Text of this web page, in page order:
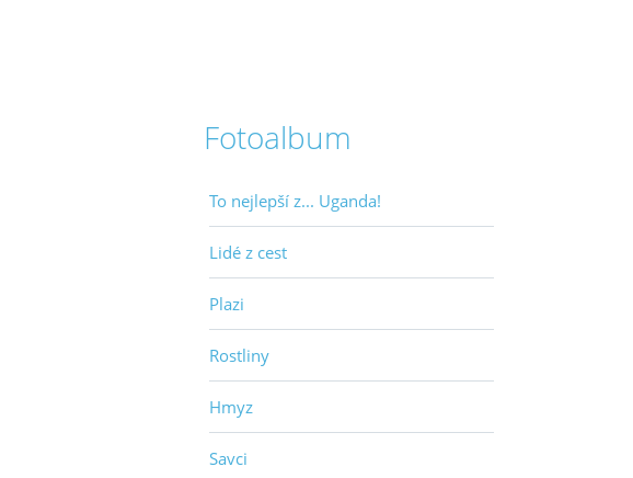
Fotoalbum
To nejlepší z... Uganda!
Lidé z cest
Plazi
Rostliny
Hmyz
Savci